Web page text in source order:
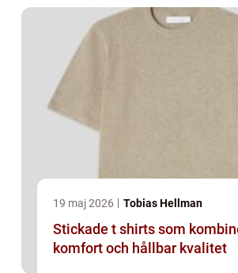
19 maj 2026 Tobias Hellman
Stickade t shirts som
komfort och hållbar kvalitet